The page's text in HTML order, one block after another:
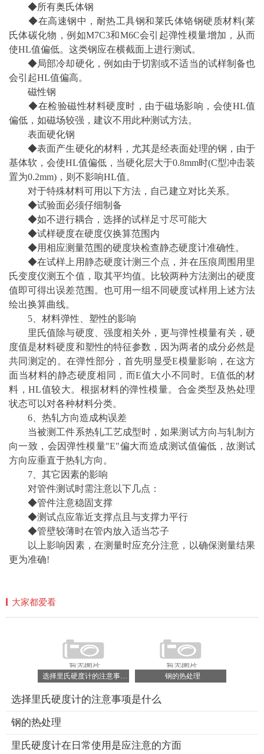
◆所有奥氏体钢
◆在高速钢中，耐热工具钢和莱氏体铬钢硬质材料(莱
氏体碳化物，例如M7C3和M6C会引起弹性模量增加，从而
使HL值偏低。这类钢应在横截面上进行测试。
◆局部冷却硬化，例如由于切割或不适当的试样制备也
会引起HL值偏高。
磁性钢
◆在检验磁性材料硬度时，由于磁场影响，会使HL值
偏低，如磁场较强，建议不用此种测试方法。
表面硬化钢
◆表面产生硬化的材料，尤其是经表面处理的钢，由于
基体软，会使HL值偏低，当硬化层大于0.8mm时(C型冲击装
置为0.2mm)，则不影响HL值。
对于特殊材料可用以下方法，自己建立对比关系。
◆试验面必须仔细制备
◆如不进行耦合，选择的试样足寸尽可能大
◆试样硬度在硬度仪换算范围内
◆用相应测量范围的硬度块检查静态硬度计准确性。
◆在试样上用静态硬度计测三个点，并在压痕周围用里
氏变度仪测五个值，取其平均值。比较两种方法测出的硬度
值即可得出误差范围。也可用一组不同硬度试样用上述方法
绘出换算曲线。
5、材料弹性、塑性的影响
里氏值除与硬度、强度相关外，更与弹性模量有关，硬
度值是材料硬度和塑性的特征参数，因为两者的成分必然是
共同测定的。在弹性部分，首先明显受E模量影响，在这方
面当材料的静态硬度相同，而E值大小不同时。E值低的材
料，HL值较大。根据材料的弹性模量。合金类型及热处理
状态可以对各种材料分类。
6、热轧方向造成构误差
当被测工件系热轧工艺成型时，如果测试方向与轧制方
向一致，会因弹性模量"E"偏大而造成测试值偏低，故测试
方向应垂直于热轧方向。
7、其它因素的影响
对管件测试时需注意以下几点：
◆管件注意稳固支撑
◆测试点应靠近支撑点且与支撑力平行
◆管壁较薄时在管内放入适当芯子
以上影响因素，在测量时应充分注意，以确保测量结果
更为准确!
大家都爱看
钢的热处理
选择里氏硬度计的注意事项是什么
钢的热处理
里氏硬度计在日常使用是应注意的方面